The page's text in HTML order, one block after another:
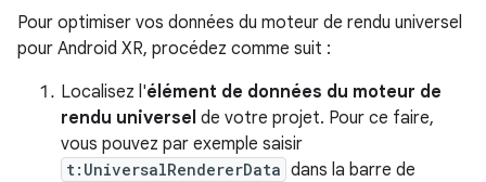
Pour optimiser vos données du moteur de rendu universel
pour Android XR, procédez comme suit :
Localisez l'élément de données du moteur de
rendu universel de votre projet. Pour ce faire,
vous pouvez par exemple saisir
t:UniversalRendererData dans la barre de